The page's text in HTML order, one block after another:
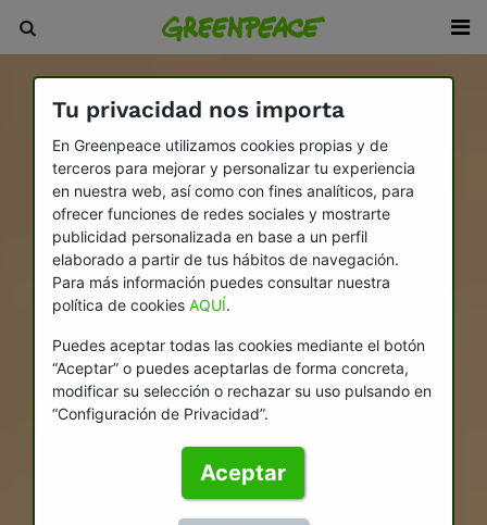
Tu privacidad nos importa
En Greenpeace utilizamos cookies propias y de
terceros para mejorar y personalizar tu experiencia
en nuestra web, así como con fines analíticos, para
ofrecer funciones de redes sociales y mostrarte
publicidad personalizada en base a un perfil
elaborado a partir de tus hábitos de navegación.
Para más información puedes consultar nuestra
política de cookies AQUÍ.
Puedes aceptar todas las cookies mediante el botón
“Aceptar” o puedes aceptarlas de forma concreta,
modificar su selección o rechazar su uso pulsando en
“Configuración de Privacidad”.
Aceptar